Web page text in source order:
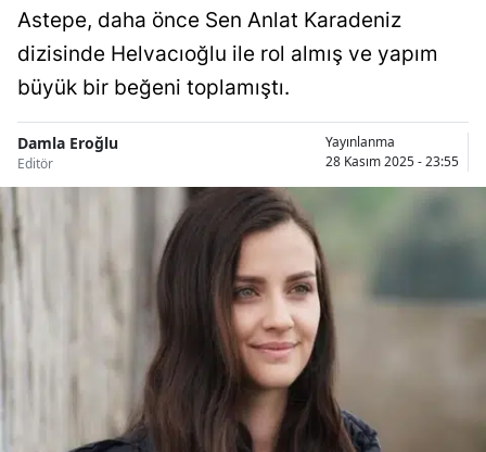
Bilecik
Bitlis
Bolu
Çanakkale
Astepe, daha önce Sen Anlat Karadeniz
dizisinde Helvacıoğlu ile rol almış ve yapım
büyük bir beğeni toplamıştı.
Damla Eroğlu
Editör
Yayınlanma
28 Kasım 2025 - 23:55